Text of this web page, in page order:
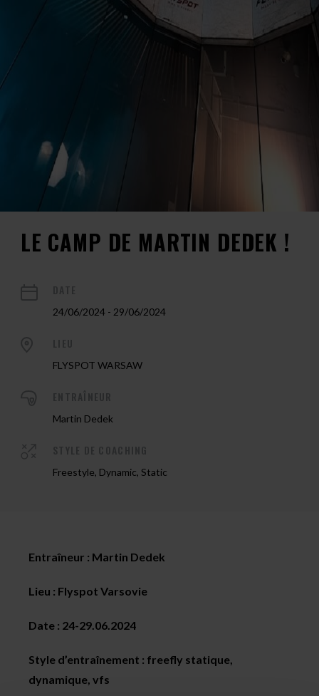
LE CAMP DE MARTIN DEDEK !
24/06/2024 - 29/06/2024
FLYSPOT WARSAW
Martin Dedek
Freestyle, Dynamic, Static
Entraîneur : Martin Dedek
Lieu : Flyspot Varsovie
Date : 24-29.06.2024
Style d’entraînement : freefly statique,
dynamique, vfs